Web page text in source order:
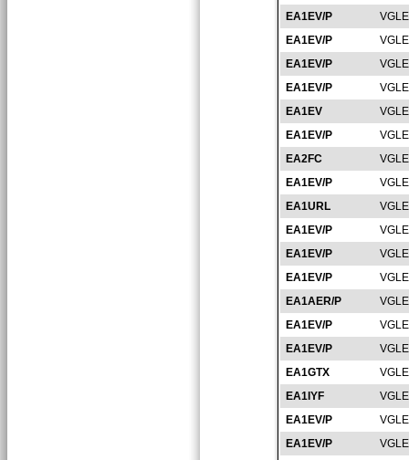
EA1EV/P
EA1EV/P
EA1EV/P
EA1EV/P
EA1EV
EA1EV/P
EA2FC
EA1EV/P
EA1URL
EA1EV/P
EA1EV/P
EA1EV/P
EA1AER/P
EA1EV/P
EA1EV/P
EA1GTX
EA1IYF
EA1EV/P
EA1EV/P